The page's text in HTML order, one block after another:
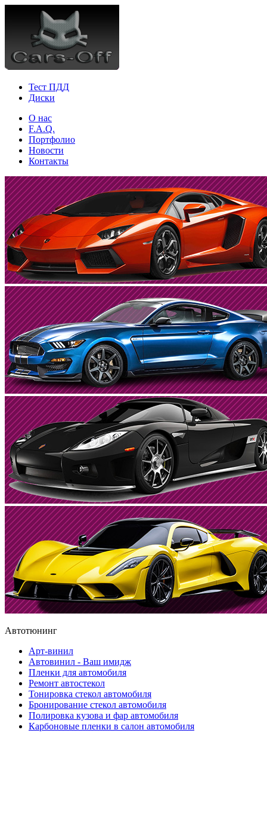
Тест ПДД
Диски
О нас
F.A.Q.
Портфолио
Новости
Контакты
Автотюнинг
Арт-винил
Автовинил - Ваш имидж
Пленки для автомобиля
Ремонт автостекол
Тонировка стекол автомобиля
Бронирование стекол автомобиля
Полировка кузова и фар автомобиля
Карбоновые пленки в салон автомобиля